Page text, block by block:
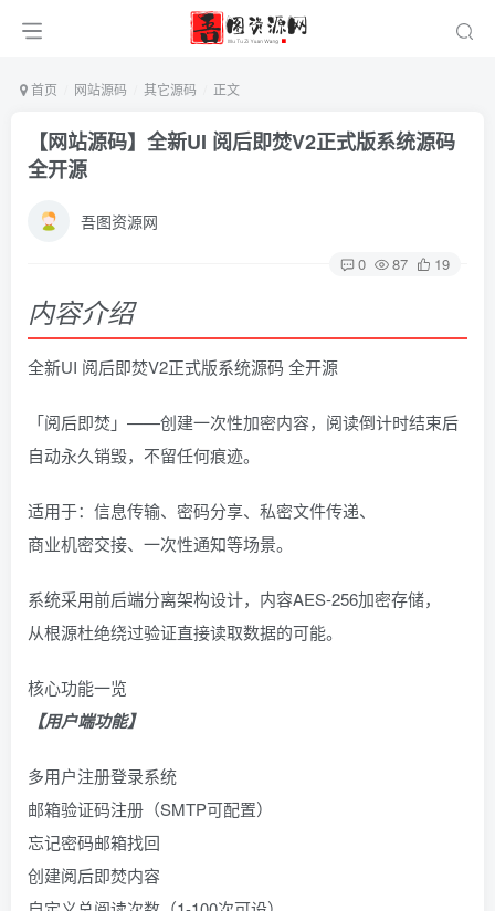
首页 网站源码 其它源码 正文
【网站源码】全新UI 阅后即焚V2正式版系统源码
全开源
吾图资源网
0 87 19
内容介绍
全新UI 阅后即焚V2正式版系统源码 全开源
「阅后即焚」——创建一次性加密内容，阅读倒计时结束后
自动永久销毁，不留任何痕迹。
适用于：信息传输、密码分享、私密文件传递、
商业机密交接、一次性通知等场景。
系统采用前后端分离架构设计，内容AES-256加密存储，
从根源杜绝绕过验证直接读取数据的可能。
核心功能一览
【用户端功能】
多用户注册登录系统
邮箱验证码注册（SMTP可配置）
忘记密码邮箱找回
创建阅后即焚内容